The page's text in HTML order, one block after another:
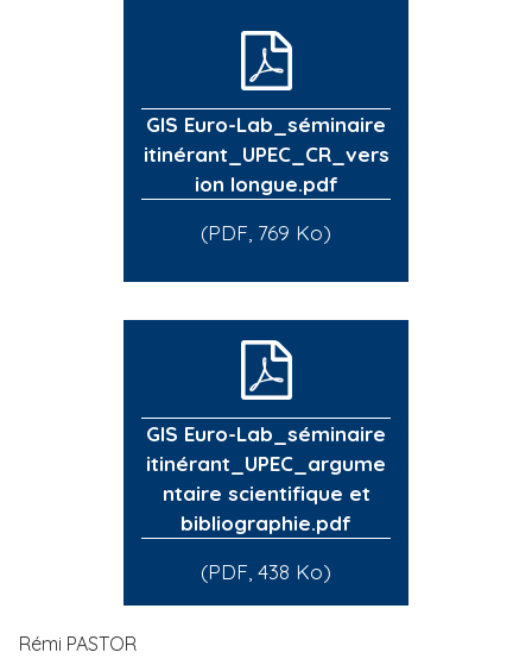
GIS Euro-Lab_séminaire
itinérant_UPEC_CR_vers
ion longue.pdf
(PDF, 769 Ko)
GIS Euro-Lab_séminaire
itinérant_UPEC_argume
ntaire scientifique et
bibliographie.pdf
(PDF, 438 Ko)
Rémi PASTOR